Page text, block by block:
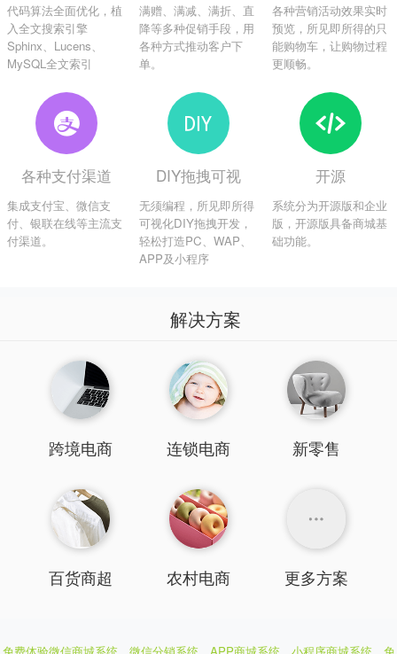
代码算法全面优化，植
入全文搜索引擎
Sphinx、Lucens、
MySQL全文索引
满赠、满减、满折、直
降等多种促销手段，用
各种方式推动客户下
单。
各种营销活动效果实时
预览，所见即所得的只
能购物车，让购物过程
更顺畅。
各种支付渠道
集成支付宝、微信支
付、银联在线等主流支
付渠道。
DIY拖拽可视
无须编程，所见即所得
可视化DIY拖拽开发，
轻松打造PC、WAP、
APP及小程序
开源
系统分为开源版和企业
版，开源版具备商城基
础功能。
解决方案
跨境电商 连锁电商 新零售
百货商超 农村电商 更多方案